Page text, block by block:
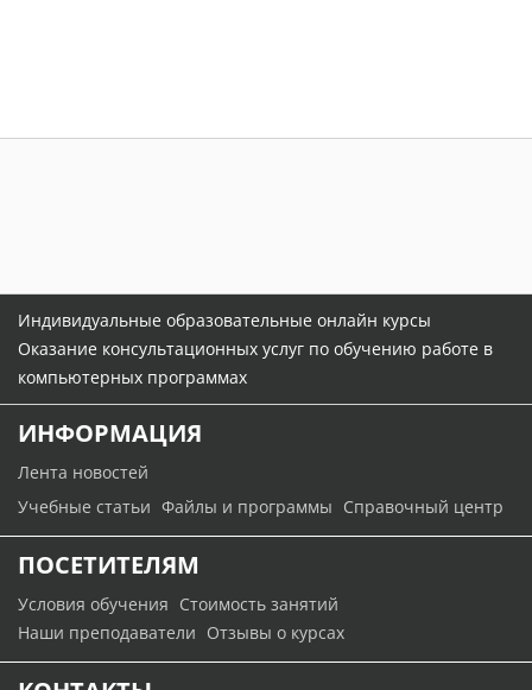
Индивидуальные образовательные онлайн курсы
Оказание консультационных услуг по обучению работе в
компьютерных программах
ИНФОРМАЦИЯ
Лента новостей
Учебные статьи Файлы и программы Справочный центр
ПОСЕТИТЕЛЯМ
Условия обучения Стоимость занятий
Наши преподаватели Отзывы о курсах